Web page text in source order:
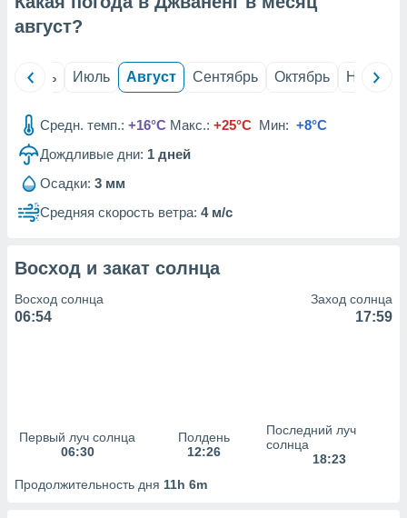
из
данных
наших 1199
август?
Июнь Июль Август Сентябрь Октябрь Ноябрь
Средн. темп.: +16°C Макс.: +25°C Мин: +8°C
Дождливые дни: 1 дней
Осадки: 3 мм
Средняя скорость ветра: 4 м/с
Восход и закат солнца
Восход солнца
06:54
Заход солнца
17:59
Первый луч солнца
06:30
Полдень
12:26
Последний луч
солнца
18:23
Продолжительность дня 11h 6m